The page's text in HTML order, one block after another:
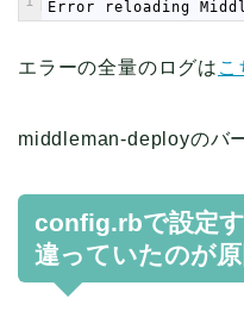
Error reloading
エラーの全量のログは こ
middleman-deployのバ
config.rbで設定
違っていたのが原